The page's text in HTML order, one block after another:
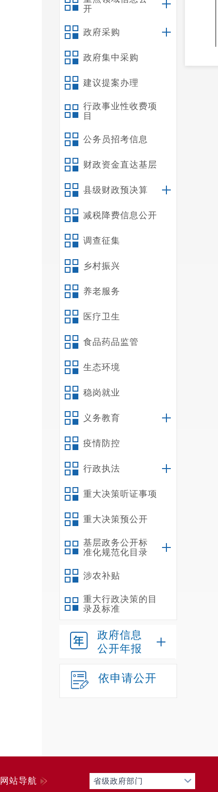
开
政府采购
政府集中采购
建议提案办理
行政事业性收费项
目
公务员招考信息
财政资金直达基层
县级财政预决算
减税降费信息公开
调查征集
乡村振兴
养老服务
医疗卫生
食品药品监管
生态环境
稳岗就业
义务教育
疫情防控
行政执法
重大决策听证事项
重大决策预公开
基层政务公开标
准化规范化目录
涉农补贴
重大行政决策的目
录及标准
政府信息
公开年报
依申请公开
网站导航 省级政府部门